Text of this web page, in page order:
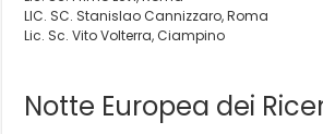
LIC. SC. Stanislao Cannizzaro, Roma
Lic. Sc. Vito Volterra, Ciampino
Notte Europea dei